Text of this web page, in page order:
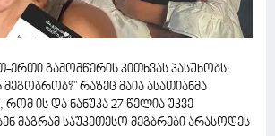
ერთი გამომწერის კითხვას პასუხობს:
მეგობრობ?'' რაზეც მაია ასათიანმა
რომ ის და ნანუკა 27 წელია უკვე
მაგრამ საუკეთესო მეგბრები არასოდეს